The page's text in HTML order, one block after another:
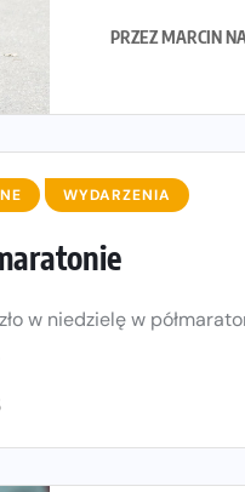
PRZEZMARCIN
WYDARZENIA
w niedzielę w